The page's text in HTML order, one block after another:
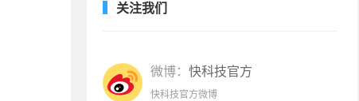
关注我们
微博： 快科技官方
快科技官方微博